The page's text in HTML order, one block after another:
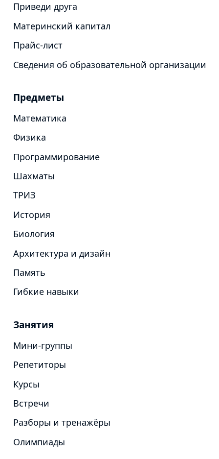
Приведи друга
Материнский капитал
Прайс-лист
Сведения об образовательной организации
Предметы
Математика
Физика
Программирование
Шахматы
ТРИЗ
История
Биология
Архитектура и дизайн
Память
Гибкие навыки
Занятия
Мини-группы
Репетиторы
Курсы
Встречи
Разборы и тренажёры
Олимпиады